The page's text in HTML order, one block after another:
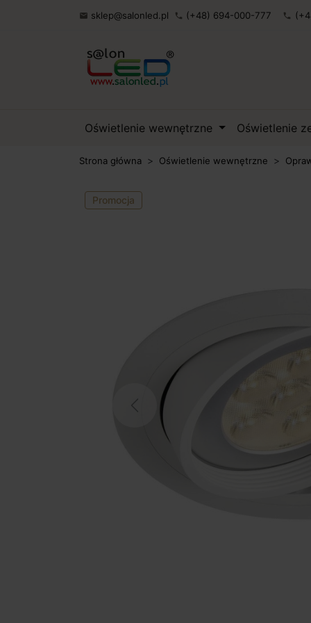
 sklep@salonled.pl phone (+48) 694-000-777 phone
Oświetlenie wewnętrzne Oświetlenie
Strona główna Oświetlenie wewnętrzne
Promocja
Previous